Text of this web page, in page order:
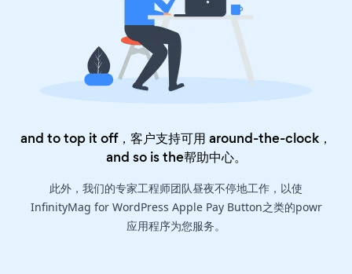
and to top it off，客户支持可用 around-the-clock，
and so is the帮助中心。
此外，我们的专家工程师团队昼夜不停地工作，以使
InfinityMag for WordPress Apple Pay Button之类的powr
应用程序为您服务。